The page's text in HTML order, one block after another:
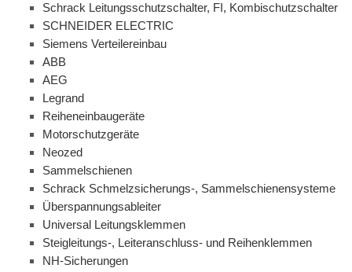
Schrack Leitungsschutzschalter, FI, Kombischutzschalter
SCHNEIDER ELECTRIC
Siemens Verteilereinbau
ABB
AEG
Legrand
Reiheneinbaugeräte
Motorschutzgeräte
Neozed
Sammelschienen
Schrack Schmelzsicherungs-, Sammelschienensysteme
Überspannungsableiter
Universal Leitungsklemmen
Steigleitungs-, Leiteranschluss- und Reihenklemmen
NH-Sicherungen